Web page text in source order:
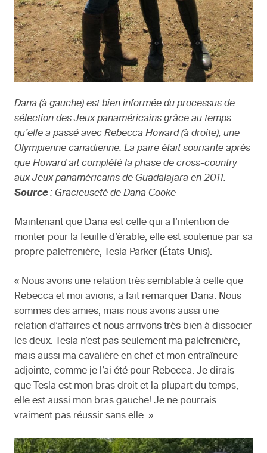
Dana (à gauche) est bien informée du processus de
sélection des Jeux panaméricains grâce au temps
qu’elle a passé avec Rebecca Howard (à droite), une
Olympienne canadienne. La paire était souriante après
que Howard ait complété la phase de cross-country
aux Jeux panaméricains de Guadalajara en 2011.
Source: Gracieuseté de Dana Cooke
Maintenant que Dana est celle qui a l’intention de
monter pour la feuille d’érable, elle est soutenue par sa
propre palefrenière, Tesla Parker (États-Unis).
« Nous avons une relation très semblable à celle que
Rebecca et moi avions, a fait remarquer Dana. Nous
sommes des amies, mais nous avons aussi une
relation d’affaires et nous arrivons très bien à dissocier
les deux. Tesla n’est pas seulement ma palefrenière,
mais aussi ma cavalière en chef et mon entraîneure
adjointe, comme je l’ai été pour Rebecca. Je dirais
que Tesla est mon bras droit et la plupart du temps,
elle est aussi mon bras gauche! Je ne pourrais
vraiment pas réussir sans elle. »